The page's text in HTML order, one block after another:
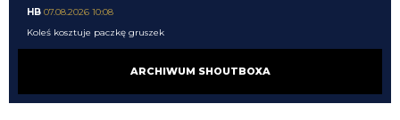
HB 07.08.2026 10:08
Koleś kosztuje paczkę gruszek
ARCHIWUM SHOUTBOXA